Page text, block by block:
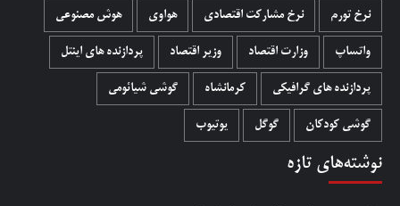
نرخ تورم نرخ مشارکت اقتصادی هواوی هوش مصنوعی
واتساپ وزارت اقتصاد وزیر اقتصاد پردازنده های اینتل
پردازنده های گرافیکی کرمانشاه گوشی شیائومی
گوشی کودکان گوگل یوتیوب
نوشته‌های تازه